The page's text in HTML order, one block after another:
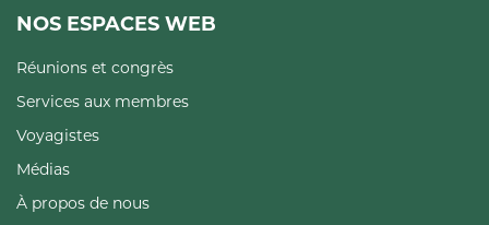
NOS ESPACES WEB
Réunions et congrès
Services aux membres
Voyagistes
Médias
À propos de nous